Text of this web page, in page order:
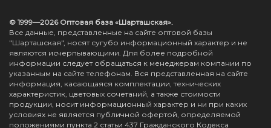
© 1999—2026 Оптовая база «Шарташская».
Все данные, представленные на сайте оптовой базы
"Шарташская", носят сугубо информационный характер и не
являются исчерпывающими. Для более подробной
информации следует обращаться к менеджерам компании по
указанным на сайте телефонам. Вся представленная на сайте
информация, касающаяся комплектации, технических
характеристик, цветовых сочетаний, а также стоимости
продукции, носит информационный характер и ни при каких
условиях не является публичной офертой, определяемой
положениями пункта 2 статьи 437 Гражданского Кодекса